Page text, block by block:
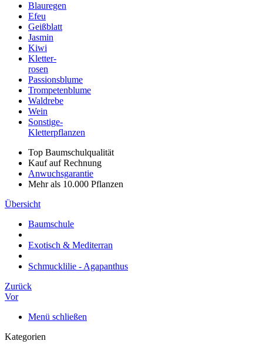
Blauregen
Efeu
Geißblatt
Jasmin
Kiwi
Kletter-
rosen
Passionsblume
Trompetenblume
Waldrebe
Wein
Sonstige-
Kletterpflanzen
Top Baumschulqualität
Kauf auf Rechnung
Anwuchsgarantie
Mehr als 10.000 Pflanzen
Übersicht
Baumschule
Exotisch & Mediterran
Schmucklilie - Agapanthus
Zurück
Vor
Menü schließen
Kategorien